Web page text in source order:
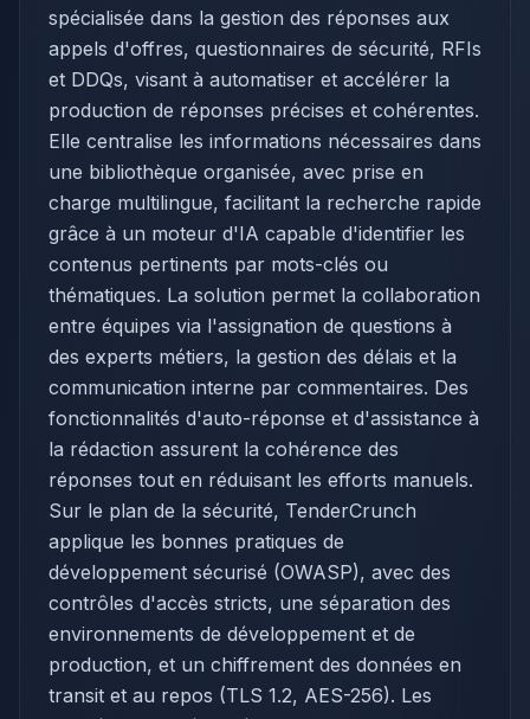
spécialisée dans la gestion des réponses aux
appels d'offres, questionnaires de sécurité, RFIs
et DDQs, visant à automatiser et accélérer la
production de réponses précises et cohérentes.
Elle centralise les informations nécessaires dans
une bibliothèque organisée, avec prise en
charge multilingue, facilitant la recherche rapide
grâce à un moteur d'IA capable d'identifier les
contenus pertinents par mots-clés ou
thématiques. La solution permet la collaboration
entre équipes via l'assignation de questions à
des experts métiers, la gestion des délais et la
communication interne par commentaires. Des
fonctionnalités d'auto-réponse et d'assistance à
la rédaction assurent la cohérence des
réponses tout en réduisant les efforts manuels.
Sur le plan de la sécurité, TenderCrunch
applique les bonnes pratiques de
développement sécurisé (OWASP), avec des
contrôles d'accès stricts, une séparation des
environnements de développement et de
production, et un chiffrement des données en
transit et au repos (TLS 1.2, AES-256). Les